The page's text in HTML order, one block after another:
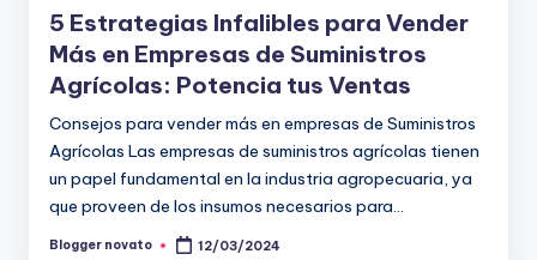
5 Estrategias Infalibles para Vender
Más en Empresas de Suministros
Agrícolas: Potencia tus Ventas
Consejos para vender más en empresas de Suministros
Agrícolas Las empresas de suministros agrícolas tienen
un papel fundamental en la industria agropecuaria, ya
que proveen de los insumos necesarios para…
Publicado
Blogger novato 12/03/2024